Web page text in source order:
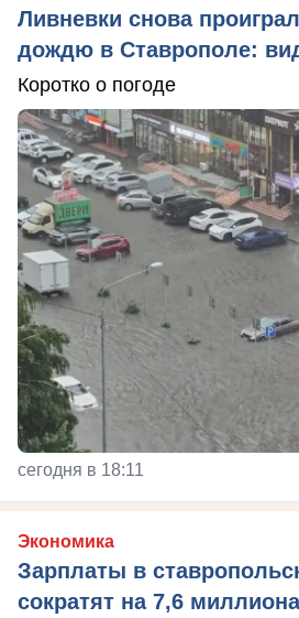
Ливневки снова
дождю в Ставрополе:
Коротко о погоде
сегодня в 18:11
Экономика
Зарплаты в
сократят на 7,6